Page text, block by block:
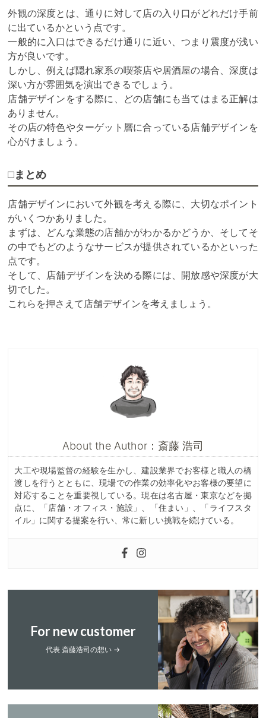
外観の深度とは、通りに対して店の入り口がどれだけ手前
に出ているかという点です。
一般的に入口はできるだけ通りに近い、つまり震度が浅い
方が良いです。
しかし、例えば隠れ家系の喫茶店や居酒屋の場合、深度は
深い方が雰囲気を演出できるでしょう。
店舗デザインをする際に、どの店舗にも当てはまる正解は
ありません。
その店の特色やターゲット層に合っている店舗デザインを
心がけましょう。
□まとめ
店舗デザインにおいて外観を考える際に、大切なポイント
がいくつかありました。
まずは、どんな業態の店舗かがわかるかどうか、そしてそ
の中でもどのようなサービスが提供されているかといった
点です。
そして、店舗デザインを決める際には、開放感や深度が大
切でした。
これらを押さえて店舗デザインを考えましょう。
About the Author：斎藤 浩司
大工や現場監督の経験を生かし、建設業界でお客様と職人の橋
渡しを行うとともに、現場での作業の効率化やお客様の要望に
対応することを重要視している。現在は名古屋・東京などを拠
点に、「店舗・オフィス・施設」、「住まい」、「ライフスタ
イル」に関する提案を行い、常に新しい挑戦を続けている。
For new customer
代表 斎藤浩司の想い →